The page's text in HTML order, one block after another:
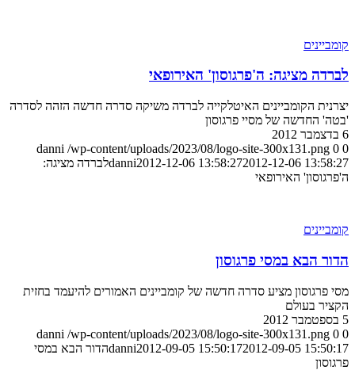
קומביינים
לברדה מציגה: ה'פרגוסון' האירופאי
יצרנית הקומביינים האיטלקייה לברדה משיקה סדרה חדשה הזהה לסדרה
'בטה' החדשה של מסיי פרגוסון
6 בדצמבר 2012
0
0
danni /wp-content/uploads/2023/08/logo-site-300x131.png
danni2012-12-06 13:58:272012-12-06 13:58:27
לברדה מציגה:
ה'פרגוסון' האירופאי
קומביינים
הדור הבא במסי פרגוסון
מסי פרגוסון מציע סדרה חדשה של קומביינים האמורים להיעמד בחזית
הקציר בעולם
5 בספטמבר 2012
0
0
danni /wp-content/uploads/2023/08/logo-site-300x131.png
danni2012-09-05 15:50:172012-09-05 15:50:17
הדור הבא במסי
פרגוסון